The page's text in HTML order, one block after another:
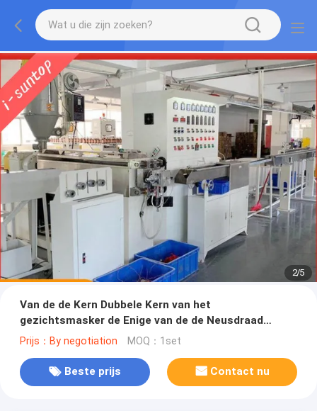
2/5
Van de de Kern Dubbele Kern van het
gezichtsmasker de Enige van de de Neusdraad
Productielijn van de de Kabeluitdrijving
Prijs：By negotiation MOQ：1set
Beste prijs Contact nu